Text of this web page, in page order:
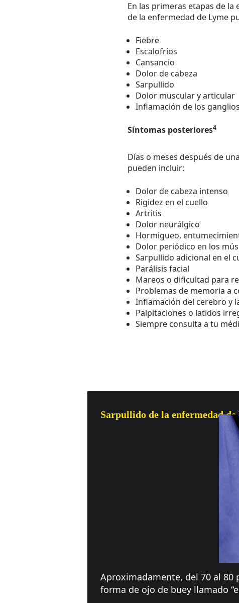
En las primeras etapas de
de la enfermedad de Lyme
Fiebre
Escalofríos
Cansancio
Dolor de cabeza
Sarpullido
Dolor muscular y articular
Inflamación de los
Síntomas posteriores4
Días o meses después de
pueden incluir:
Dolor de cabeza intenso
Rigidez en el cuello
Artritis
Dolor neurálgico
Hormigueo,
Dolor periódico en los
Sarpullido adicional en el
Parálisis facial
Mareos o dificultad para
Problemas de memoria a
Inflamación del cerebro y
Palpitaciones o latidos
Siempre consulta a tu
Sarpullido de la enfermedad de
Aproximadamente, del 70 al 80
forma de ojo de buey llamado